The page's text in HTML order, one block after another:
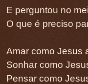
E perguntou no
O que é preciso
Amar como Jesus
Sonhar como
Pensar como